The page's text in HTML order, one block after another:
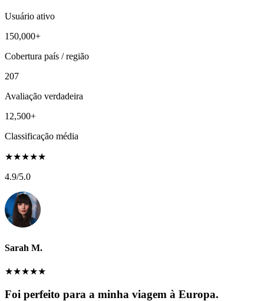
Usuário ativo
150,000+
Cobertura país / região
207
Avaliação verdadeira
12,500+
Classificação média
★★★★★
4.9/5.0
Sarah M.
★★★★★
Foi perfeito para a minha viagem à Europa.